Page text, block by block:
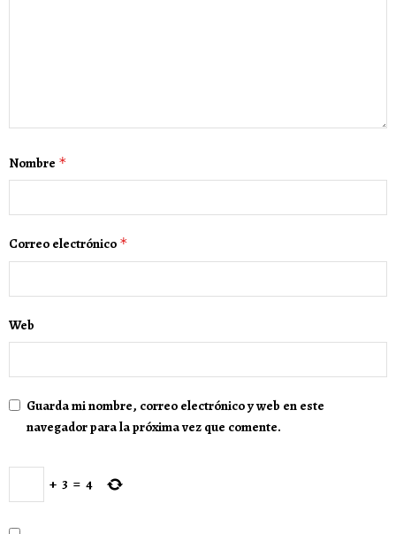
Nombre *
Correo electrónico *
Web
Guarda mi nombre, correo electrónico y web en este
navegador para la próxima vez que comente.
+ 3 = 4